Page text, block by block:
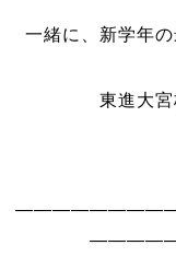
一緒に、新学年
東進大